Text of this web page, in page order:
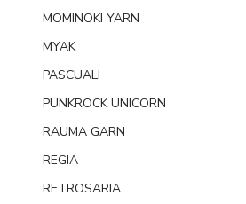
MOMINOKI YARN
MYAK
PASCUALI
PUNKROCK UNICORN
RAUMA GARN
REGIA
RETROSARIA